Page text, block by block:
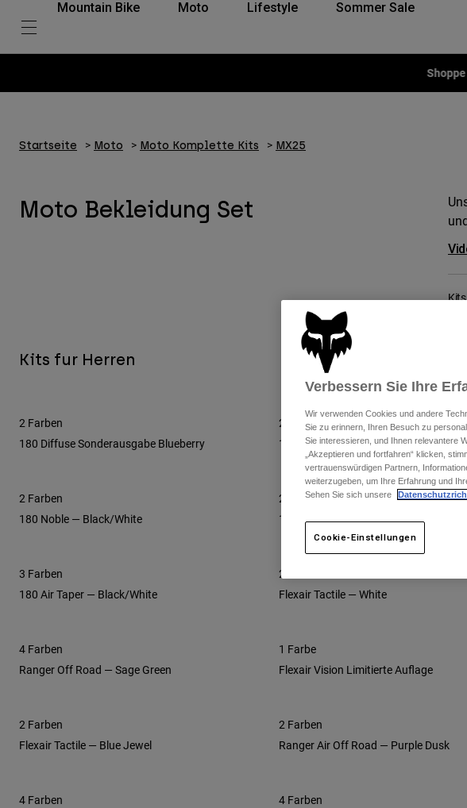
Mountain Bike Moto Lifestyle Sommer Sale
Startseite Moto Moto Komplette Kits MX25
Moto Bekleidung Set
Kits fur Herren
2 Farben
180 Diffuse Sonderausgabe Blueberry
2 Farben
180 Diffuse Sonderausgabe White
2 Farben
180 Noble — Black/White
2 Farben
180 Image Print — Arctic Blue
3 Farben
180 Air Taper — Black/White
2 Farben
Flexair Tactile — White
4 Farben
Ranger Off Road — Sage Green
1 Farbe
Flexair Vision Limitierte Auflage
2 Farben
Flexair Tactile — Blue Jewel
2 Farben
Ranger Air Off Road — Purple Dusk
4 Farben
4 Farben
Verbessern Sie Ihre
Wir verwenden Cookies und andere
Sie zu erinnern, Ihren Besuch zu
Sie interessieren, und Ihnen relevantere
„Akzeptieren und fortfahren“ klicken,
vertrauenswürdigen Partnern,
weiterzugeben, um Ihre Erfahrung und
Sehen Sie sich unsere
Cookie-Einstellungen